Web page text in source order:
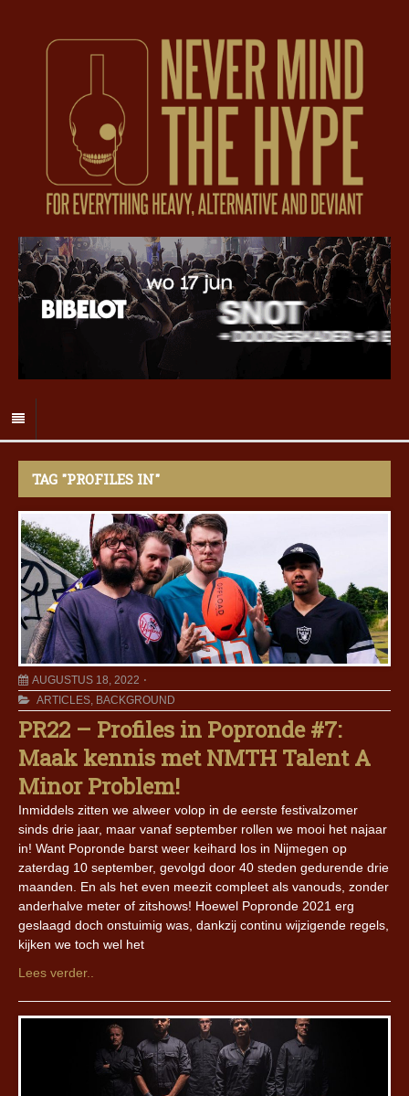
TAG "PROFILES IN"
AUGUSTUS 18, 2022
ARTICLES, BACKGROUND
PR22 – Profiles in Popronde #7:
Maak kennis met NMTH Talent A
Minor Problem!
Inmiddels zitten we alweer volop in de eerste festivalzomer
sinds drie jaar, maar vanaf september rollen we mooi het najaar
in! Want Popronde barst weer keihard los in Nijmegen op
zaterdag 10 september, gevolgd door 40 steden gedurende drie
maanden. En als het even meezit compleet als vanouds, zonder
anderhalve meter of zitshows! Hoewel Popronde 2021 erg
geslaagd doch onstuimig was, dankzij continu wijzigende regels,
kijken we toch wel het
Lees verder..